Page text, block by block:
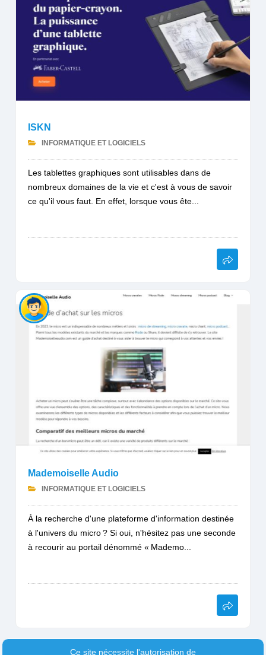
ISKN
INFORMATIQUE ET LOGICIELS
Les tablettes graphiques sont utilisables dans de
nombreux domaines de la vie et c'est à vous de savoir
ce qu'il vous faut. En effet, lorsque vous ête...
Mademoiselle Audio
INFORMATIQUE ET LOGICIELS
À la recherche d'une plateforme d'information destinée
à l'univers du micro ? Si oui, n'hésitez pas une seconde
à recourir au portail dénommé « Mademo...
Ce site nécessite l'autorisation de